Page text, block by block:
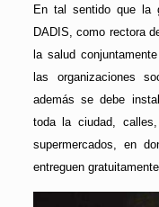
En tal sentido que la
DADIS, como rectora
la salud
las organizaciones
además se debe
toda la ciudad,
supermercados, en
entreguen